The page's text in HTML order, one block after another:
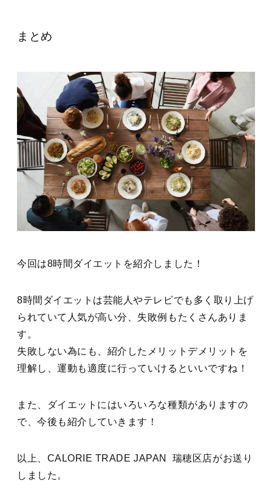
まとめ
今回は8時間ダイエットを紹介しました！
8時間ダイエットは芸能人やテレビでも多く取り上げ
られていて人気が高い分、失敗例もたくさんありま
す。
失敗しない為にも、紹介したメリットデメリットを
理解し、運動も適度に行っていけるといいですね！
また、ダイエットにはいろいろな種類がありますの
で、今後も紹介していきます！
以上、CALORIE TRADE JAPAN 瑞穂区店がお送り
しました。